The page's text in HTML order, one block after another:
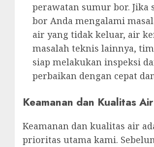
perawatan sumur bor. Jika
bor Anda mengalami
air yang tidak keluar, air
masalah teknis lainnya,
siap melakukan inspeksi
perbaikan dengan cepat
Keamanan dan Kualitas
Keamanan dan kualitas air
prioritas utama kami.